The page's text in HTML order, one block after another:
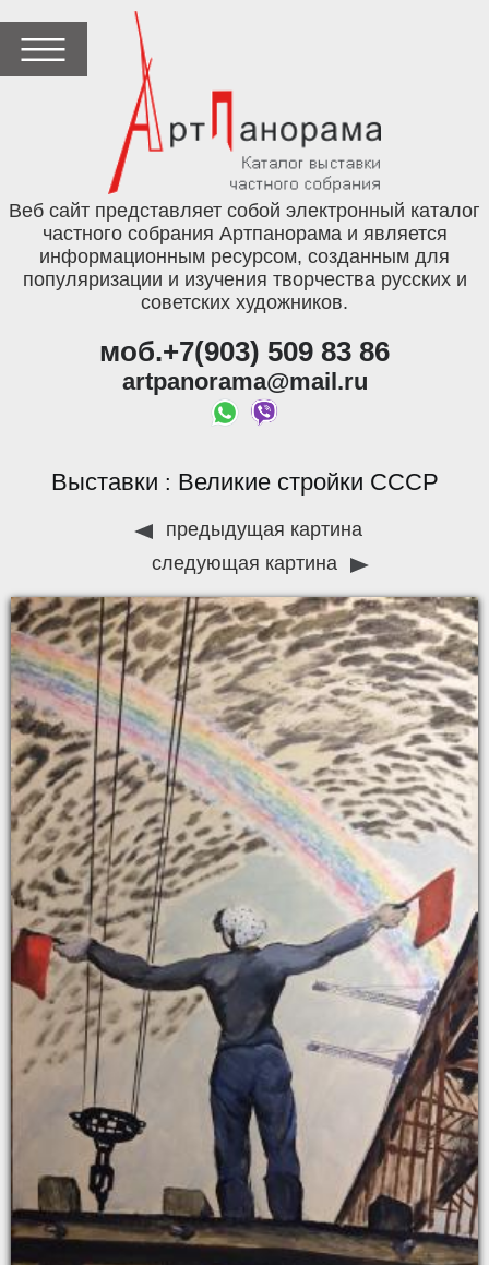
Веб сайт представляет собой электронный каталог
частного собрания Артпанорама и является
информационным ресурсом, созданным для
популяризации и изучения творчества русских и
советских художников.
моб.+7(903) 509 83 86
artpanorama@mail.ru
Выставки : Великие стройки СССР
предыдущая картина
следующая картина